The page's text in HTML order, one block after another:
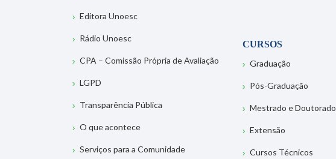
Editora Unoesc
Rádio Unoesc
CPA – Comissão Própria de Avaliação
LGPD
Transparência Pública
O que acontece
Serviços para a Comunidade
CURSOS
Graduação
Pós-Graduação
Mestrado e Doutorado
Extensão
Cursos Técnicos